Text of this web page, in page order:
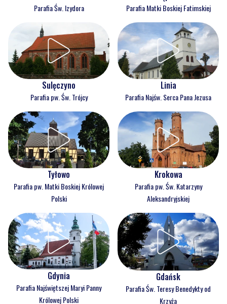
Parafia Św. Izydora Parafia Matki Boskiej Fatimskiej
Sulęczyno
Parafia pw. Św. Trójcy
Linia
Parafia Najśw. Serca Pana Jezusa
Tyłowo
Parafia pw. Matki Boskiej Królowej
Polski
Krokowa
Parafia pw. Św. Katarzyny
Aleksandryjskiej
Gdynia
Parafia Najświętszej Maryi Panny
Królowej Polski
Gdańsk
Parafia Św. Teresy Benedykty od
Krzyża